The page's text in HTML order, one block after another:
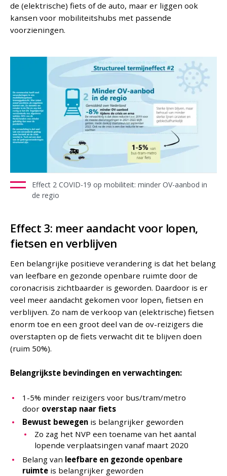
de (elektrische) fiets of de auto, maar er liggen ook
kansen voor mobiliteitshubs met passende
voorzieningen.
Effect 2 COVID-19 op mobiliteit: minder OV-aanbod in
de regio
Effect 3: meer aandacht voor lopen,
fietsen en verblijven
Een belangrijke positieve verandering is dat het belang
van leefbare en gezonde openbare ruimte door de
coronacrisis zichtbaarder is geworden. Daardoor is er
veel meer aandacht gekomen voor lopen, fietsen en
verblijven. Zo nam de verkoop van (elektrische) fietsen
enorm toe en een groot deel van de ov-reizigers die
overstapten op de fiets verwacht dit te blijven doen
(ruim 50%).
Belangrijkste bevindingen en verwachtingen:
1-5% minder reizigers voor bus/tram/metro
door overstap naar fiets
Bewust bewegen is belangrijker geworden
Zo zag het NVP een toename van het aantal
lopende verplaatsingen vanaf maart 2020
Belang van leefbare en gezonde openbare
ruimte is belangrijker geworden